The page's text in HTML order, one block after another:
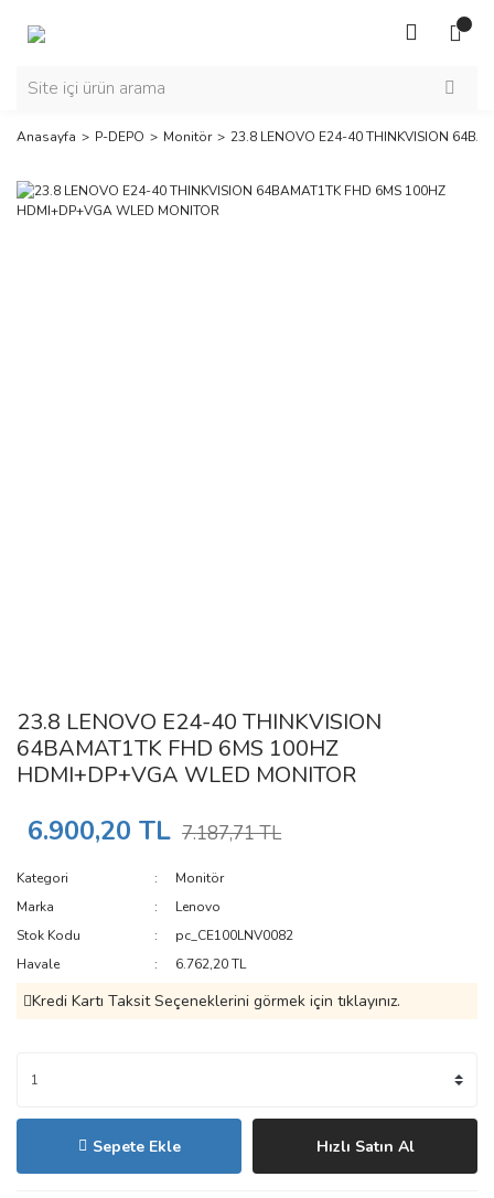
Anasayfa P-DEPO Monitör 23.8 LENOVO E24-40 THINKVISION
23.8 LENOVO E24-40 THINKVISION
64BAMAT1TK FHD 6MS 100HZ
HDMI+DP+VGA WLED MONITOR
6.900,20 TL 7.187,71 TL
Kategori
Monitör
Marka
Lenovo
Stok Kodu
pc_CE100LNV0082
Havale
6.762,20 TL
Kredi Kartı Taksit Seçeneklerini görmek için tıklayınız.
Sepete Ekle Hızlı Satın Al